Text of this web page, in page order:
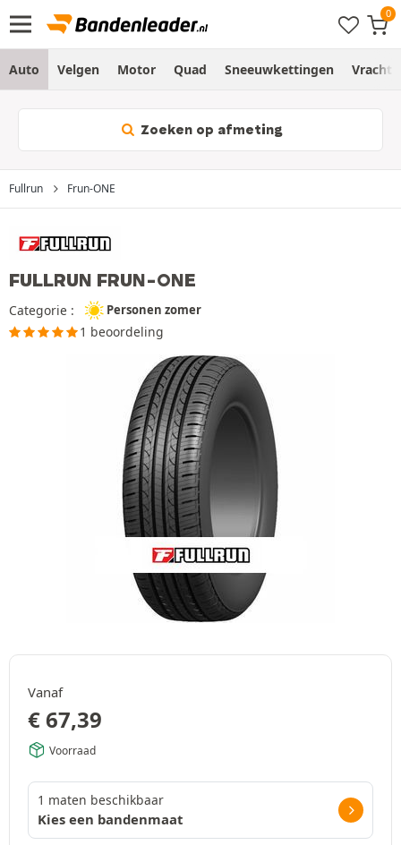
Auto Velgen Motor Quad Sneeuwkettingen
Zoeken op afmeting
Fullrun Frun-ONE
FULLRUN FRUN-ONE
Categorie : Personen zomer
1 beoordeling
Vanaf
€67,39
Voorraad
1 maten beschikbaar
Kies een bandenmaat